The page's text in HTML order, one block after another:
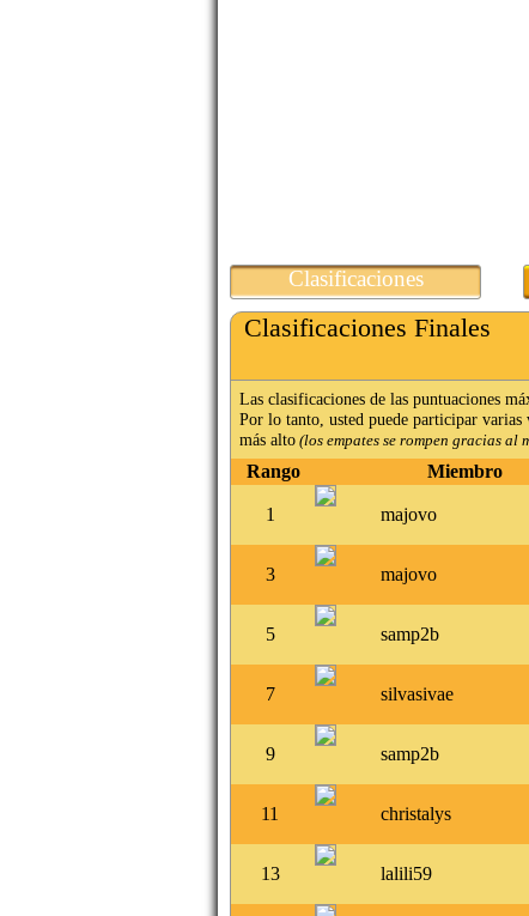
Clasificaciones
Clasificaciones Finales
Las clasificaciones de las puntuaciones
Por lo tanto, usted puede participar
más alto (los empates se rompen gracias al
Rango Miembro
1 majovo
3 majovo
5 samp2b
7 silvasivae
9 samp2b
11 christalys
13 lalili59